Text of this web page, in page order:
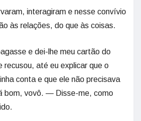
interagiram e nesse convívio
às relações, do que às coisas.
e dei-lhe meu cartão do
recusou, até eu explicar que o
conta e que ele não precisava
bom, vovô. — Disse-me, como